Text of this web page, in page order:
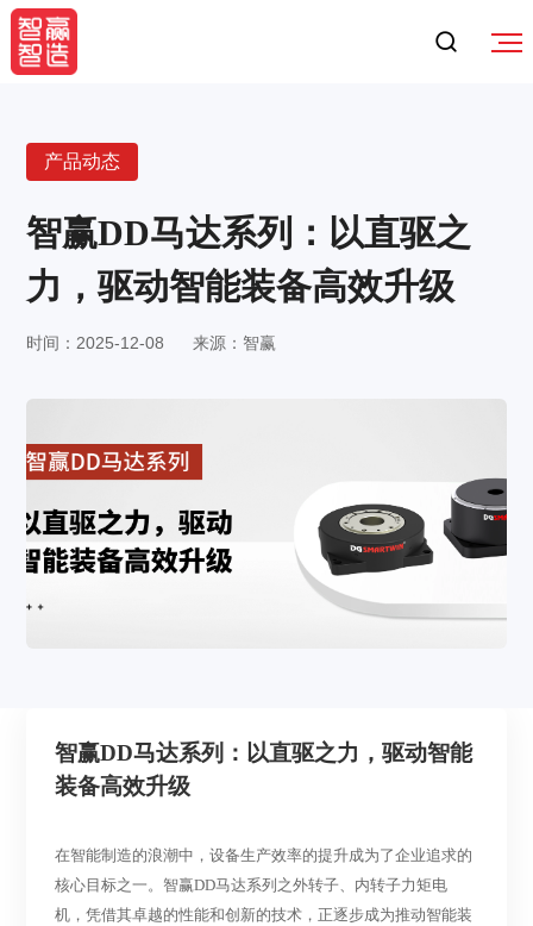
产品动态
智赢DD马达系列：以直驱之
力，驱动智能装备高效升级
时间：2025-12-08 来源：智赢
智赢DD马达系列：以直驱之力，驱动智能
装备高效升级
在智能制造的浪潮中，设备生产效率的提升成为了企业追求的
核心目标之一。智赢DD马达系列之外转子、内转子力矩电
机 ，凭借其卓越的性能和创新的技术，正逐步成为推动智能装